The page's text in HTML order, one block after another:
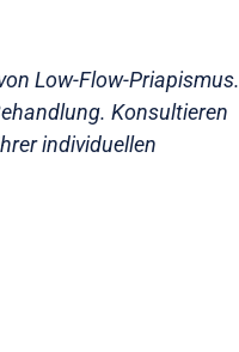
Low-Flow-Priapismus.
Konsultieren
individuellen